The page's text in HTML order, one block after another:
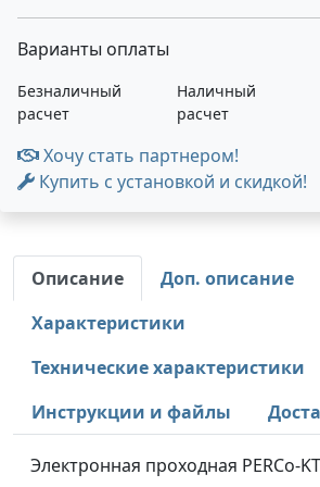
Варианты оплаты
Безналичный
расчет
Наличный
расчет
Хочу стать партнером!
Купить с установкой и скидкой!
Описание
Доп. описание
Характеристики
Технические характеристики
Инструкции и файлы
Электронная проходная PERCo-